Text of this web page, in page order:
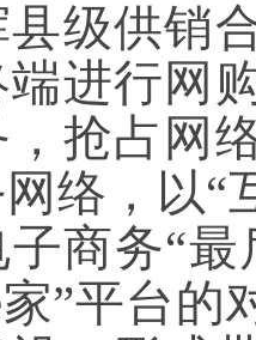
级供销
进行网
抢占网
络，以“
商务“
”平台